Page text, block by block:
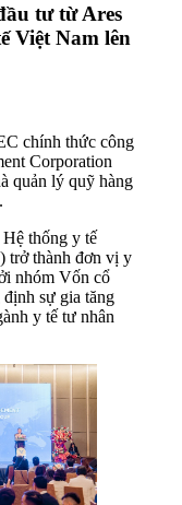
tư từ Ares
Việt Nam lên
chính thức công
Corporation
quản lý quỹ hàng
thống y tế
thành đơn vị y
nhóm Vốn cổ
sự gia tăng
y tế tư nhân